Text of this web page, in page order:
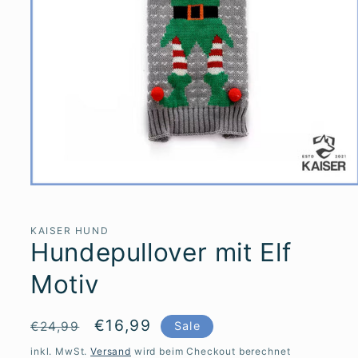
Modal
KAISER HUND
Hundepullover mit Elf
Motiv
Normaler
Preis
€24,99 Verkaufspreis
€16,99 Sale
inkl. MwSt.Versand wird beim Checkout berechnet